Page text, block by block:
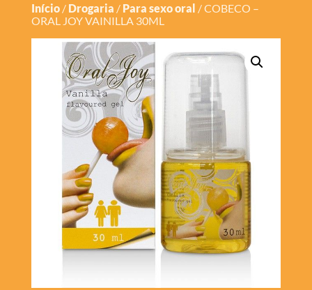
Início/ Drogaria / Para sexo oral / COBECO –
ORAL JOY VAINILLA 30ML